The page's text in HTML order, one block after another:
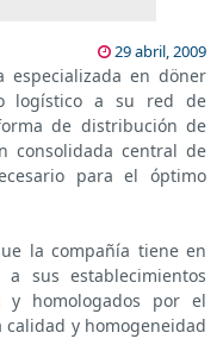
29 abril, 2009
especializada en döner
logístico a su red de
de distribución de
consolidada central de
para el óptimo
la compañía tiene en
sus establecimientos
y homologados por el
y homogeneidad